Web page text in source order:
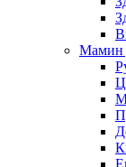
Мамин